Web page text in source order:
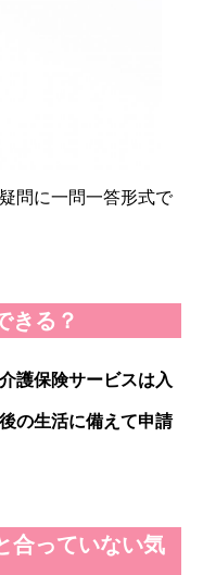
問に一問一答形式で
きる？
護保険サービスは入
の生活に備えて申請
合っていない気